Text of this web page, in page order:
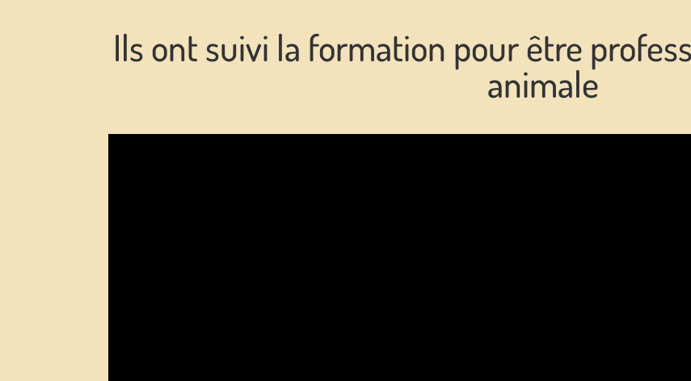
Ils ont suivi la formation pour être
animale